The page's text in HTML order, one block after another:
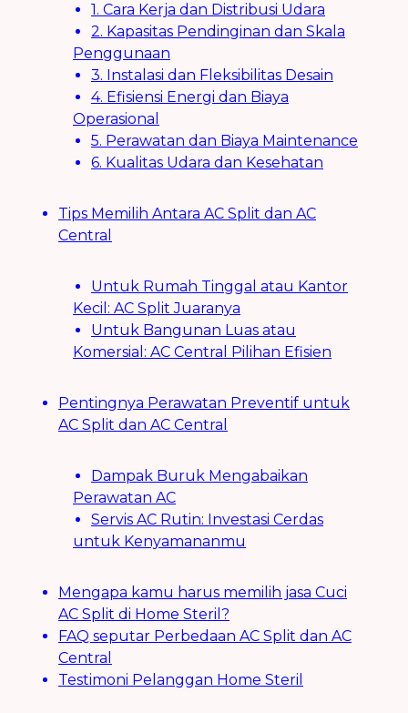
1. Cara Kerja dan Distribusi Udara
2. Kapasitas Pendinginan dan Skala
Penggunaan
3. Instalasi dan Fleksibilitas Desain
4. Efisiensi Energi dan Biaya
Operasional
5. Perawatan dan Biaya Maintenance
6. Kualitas Udara dan Kesehatan
Tips Memilih Antara AC Split dan AC
Central
Untuk Rumah Tinggal atau Kantor
Kecil: AC Split Juaranya
Untuk Bangunan Luas atau
Komersial: AC Central Pilihan Efisien
Pentingnya Perawatan Preventif untuk
AC Split dan AC Central
Dampak Buruk Mengabaikan
Perawatan AC
Servis AC Rutin: Investasi Cerdas
untuk Kenyamananmu
Mengapa kamu harus memilih jasa Cuci
AC Split di Home Steril?
FAQ seputar Perbedaan AC Split dan AC
Central
Testimoni Pelanggan Home Steril